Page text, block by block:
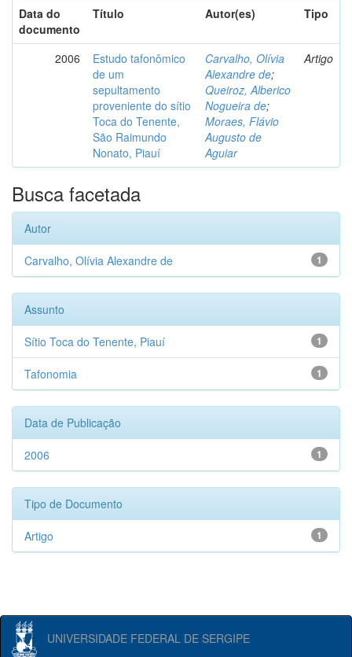
Data do
documento
Título Autor(es) Tipo
2006
Estudo tafonômico
de um
sepultamento
proveniente do sítio
Toca do Tenente,
São Raimundo
Nonato, Piauí
Carvalho, Olívia
Alexandre de;
Queiroz, Alberico
Nogueira de;
Moraes, Flávio
Augusto de
Aguiar
Artigo
Busca facetada
Autor
1
Carvalho, Olívia Alexandre de
Assunto
1
Sítio Toca do Tenente, Piauí
1
Tafonomia
Data de Publicação
1
2006
Tipo de Documento
1
Artigo
UNIVERSIDADE FEDERAL DE SERGIPE